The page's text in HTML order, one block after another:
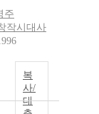
주
작시대사
복
사/
대